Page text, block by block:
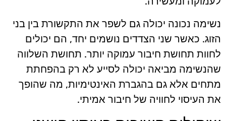
נשימה נכונה יכולה גם לשפר את התקשורת בין בני
הזוג. כאשר שני הצדדים נושמים יחד, הם יכולים
לחוות תחושת חיבור עמוקה יותר. תחושת השלווה
שהנשימה מביאה יכולה לסייע לא רק בהפחתת
מתחים אלא גם בהגברת האינטימיות, מה שהופך
את העיסוי לחוויה של חיבור אמיתי.